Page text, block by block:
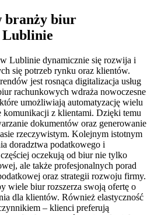
branży biur
Lublinie
Lublinie dynamicznie się rozwija i
się potrzeb rynku oraz klientów.
jest rosnąca digitalizacja usług
rachunkowych wdraża nowoczesne
umożliwiają automatyzację wielu
komunikacji z klientami. Dzięki temu
dokumentów oraz generowanie
rzeczywistym. Kolejnym istotnym
doradztwa podatkowego i
oczekują od biur nie tylko
ale także profesjonalnych porad
oraz strategii rozwoju firmy.
wiele biur rozszerza swoją ofertę o
dla klientów. Również elastyczność
– klienci preferują